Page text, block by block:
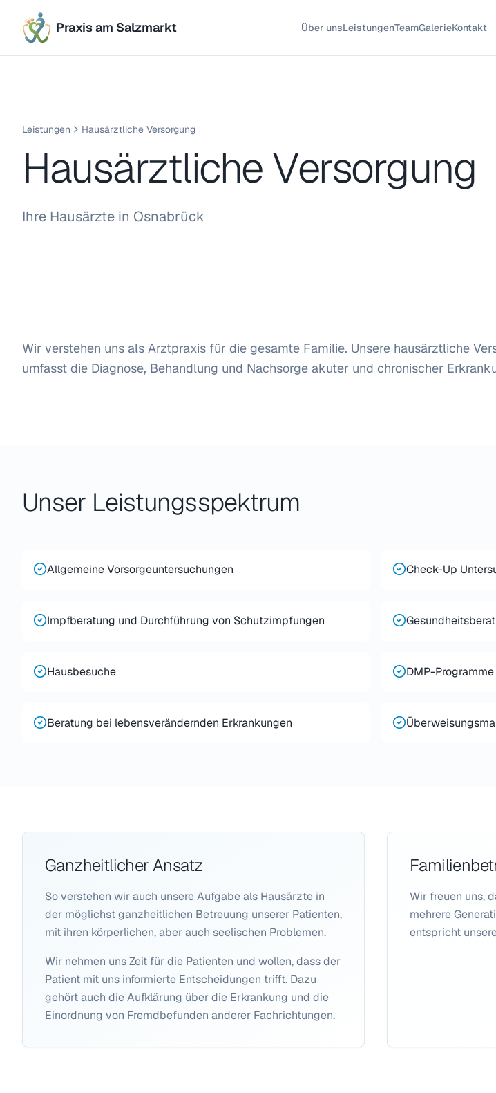
Praxis am Salzmarkt Über unsLeistungenTeamGalerieKontakt
Leistungen Hausärztliche Versorgung
Hausärztliche Versorgung
Ihre Hausärzte in Osnabrück
Wir verstehen uns als Arztpraxis für die gesamte Familie. Unsere hausärztliche
umfasst die Diagnose, Behandlung und Nachsorge akuter und chronischer
Unser Leistungsspektrum
Allgemeine Vorsorgeuntersuchungen Check-Up
Impfberatung und Durchführung von Schutzimpfungen
Hausbesuche DMP-
Beratung bei lebensverändernden Erkrankungen
Ganzheitlicher Ansatz
So verstehen wir auch unsere Aufgabe als Hausärzte in
der möglichst ganzheitlichen Betreuung unserer Patienten,
mit ihren körperlichen, aber auch seelischen Problemen.
Wir nehmen uns Zeit für die Patienten und wollen, dass der
Patient mit uns informierte Entscheidungen trifft. Dazu
gehört auch die Aufklärung über die Erkrankung und die
Einordnung von Fremdbefunden anderer Fachrichtungen.
Wir freuen uns,
mehrere
entspricht